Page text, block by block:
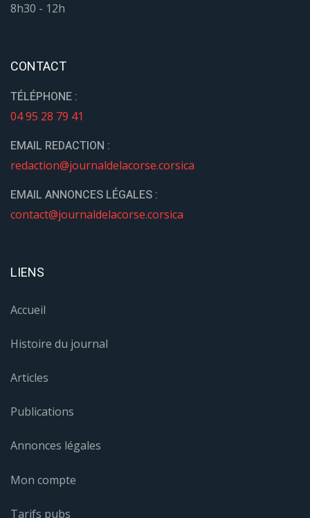
8h30 - 12h
CONTACT
TÉLÉPHONE :
04 95 28 79 41
EMAIL REDACTION :
redaction@journaldelacorse.corsica
EMAIL ANNONCES LÉGALES :
contact@journaldelacorse.corsica
LIENS
Accueil
Histoire du journal
Articles
Publications
Annonces légales
Mon compte
Tarifs pubs